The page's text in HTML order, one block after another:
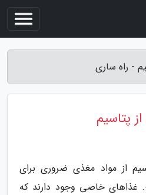
- راه ساری
پتاسیم
از مواد مغذی ضروری برای
خاصی وجود دارند که